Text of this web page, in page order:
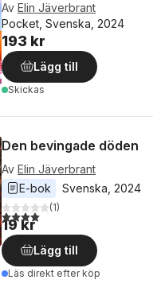
Av Elin Jäverbrant
Pocket, Svenska, 2024
193 kr
Lägg till
Skickas
Den bevingade döden
Av Elin Jäverbrant
E-bok
Svenska 2024
4,0utav 5 stjärnor. Totalt
(1)
19 kr
Lägg till
Läs direkt efter köp